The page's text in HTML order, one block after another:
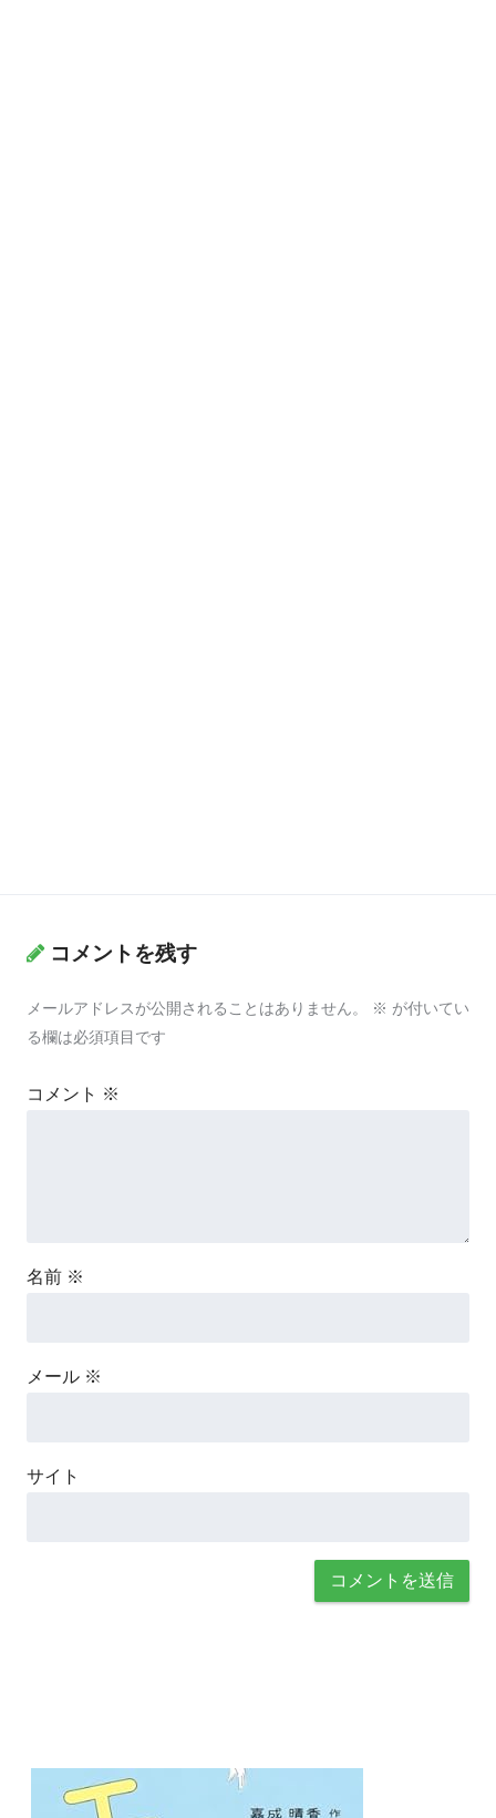
コメントを残す
メールアドレスが公開されることはありません。 ※ が付いてい
る欄は必須項目です
コメント ※
名前 ※
メール ※
サイト